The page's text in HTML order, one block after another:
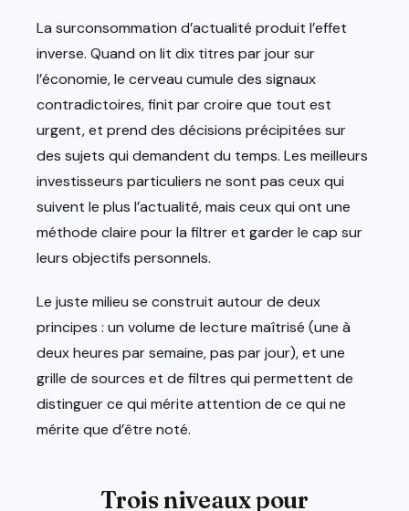
La surconsommation d’actualité produit l’effet
inverse. Quand on lit dix titres par jour sur
l’économie, le cerveau cumule des signaux
contradictoires, finit par croire que tout est
urgent, et prend des décisions précipitées sur
des sujets qui demandent du temps. Les meilleurs
investisseurs particuliers ne sont pas ceux qui
suivent le plus l’actualité, mais ceux qui ont une
méthode claire pour la filtrer et garder le cap sur
leurs objectifs personnels.
Le juste milieu se construit autour de deux
principes : un volume de lecture maîtrisé (une à
deux heures par semaine, pas par jour), et une
grille de sources et de filtres qui permettent de
distinguer ce qui mérite attention de ce qui ne
mérite que d’être noté.
Trois niveaux pour